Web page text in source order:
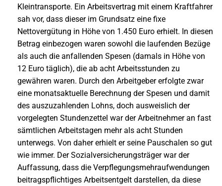
Kleintransporte. Ein Arbeitsvertrag mit einem Kraftfahrer
sah vor, dass dieser im Grundsatz eine fixe
Nettovergütung in Höhe von 1.450 Euro erhielt. In diesen
Betrag einbezogen waren sowohl die laufenden Bezüge
als auch die anfallenden Spesen (damals in Höhe von
12 Euro täglich), die ab acht Arbeitsstunden zu
gewähren waren. Durch den Arbeitgeber erfolgte zwar
eine monatsaktuelle Berechnung der Spesen und damit
des auszuzahlenden Lohns, doch ausweislich der
vorgelegten Stundenzettel war der Arbeitnehmer an fast
sämtlichen Arbeitstagen mehr als acht Stunden
unterwegs. Von daher erhielt er seine Pauschalen so gut
wie immer. Der Sozialversicherungsträger war der
Auffassung, dass die Verpflegungsmehraufwendungen
beitragspflichtiges Arbeitsentgelt darstellen, da diese